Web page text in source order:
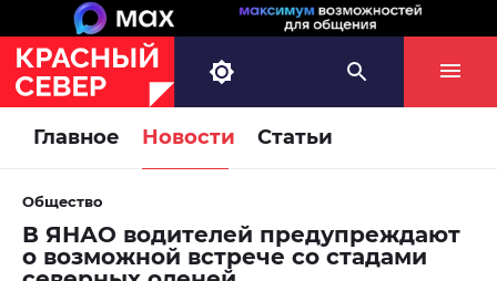
Главное Новости Статьи
Общество
В ЯНАО водителей предупреждают
о возможной встрече со стадами